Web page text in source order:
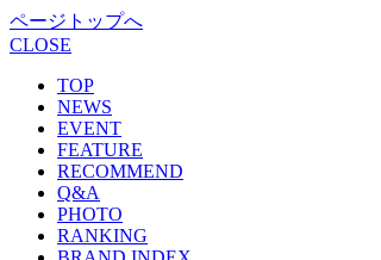
ページトップへ
CLOSE
TOP
NEWS
EVENT
FEATURE
RECOMMEND
Q&A
PHOTO
RANKING